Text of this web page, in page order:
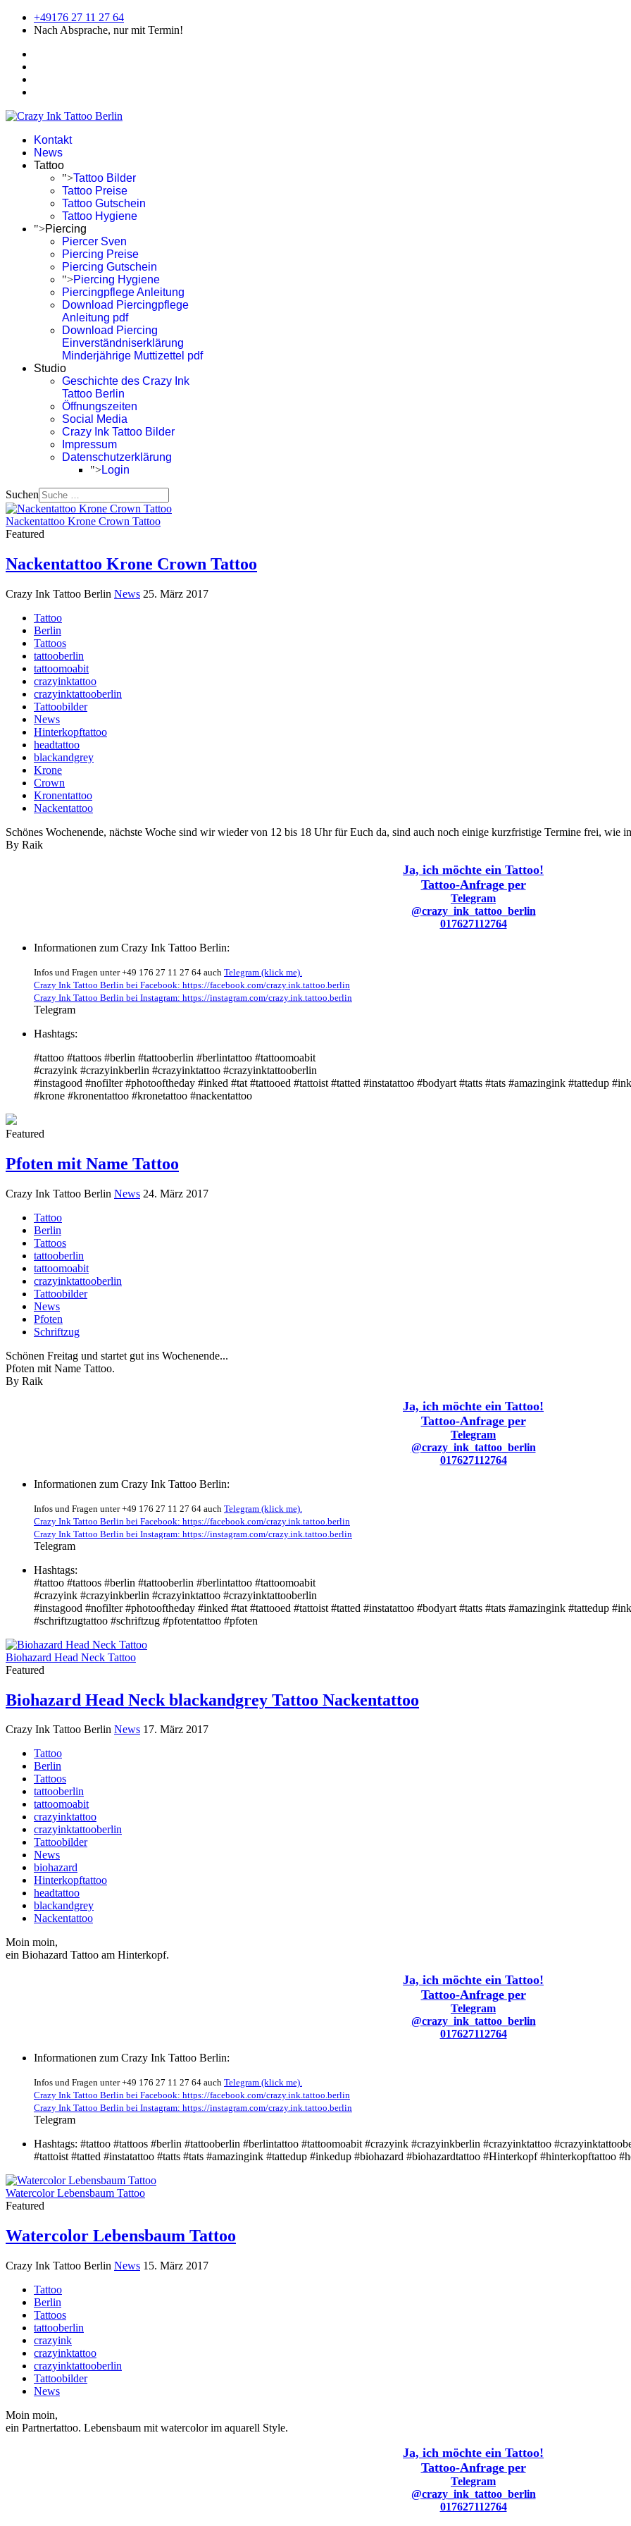
+49176 27 11 27 64
Nach Absprache, nur mit Termin!
Kontakt
News
Tattoo
">Tattoo Bilder
Tattoo Preise
Tattoo Gutschein
Tattoo Hygiene
">Piercing
Piercer Sven
Piercing Preise
Piercing Gutschein
">Piercing Hygiene
Piercingpflege Anleitung
Download Piercingpflege
Anleitung pdf
Download Piercing
Einverständniserklärung
Minderjährige Muttizettel pdf
Studio
Geschichte des Crazy Ink
Tattoo Berlin
Öffnungszeiten
Social Media
Crazy Ink Tattoo Bilder
Impressum
Datenschutzerklärung
">Login
Suchen
Nackentattoo Krone Crown Tattoo
Featured
Nackentattoo Krone Crown Tattoo
Crazy Ink Tattoo Berlin News 25. März 2017
Tattoo
Berlin
Tattoos
tattooberlin
tattoomoabit
crazyinktattoo
crazyinktattooberlin
Tattoobilder
News
Hinterkopftattoo
headtattoo
blackandgrey
Krone
Crown
Kronentattoo
Nackentattoo
Schönes Wochenende, nächste Woche sind wir wieder von 12 bis 18 Uhr für Euch da, sind auch noch einige kurzfristige Termine frei, wie
By Raik
Ja, ich möchte ein Tattoo!
Tattoo-Anfrage per
Telegram
@crazy_ink_tattoo_berlin
017627112764
Informationen zum Crazy Ink Tattoo Berlin:
Infos und Fragen unter +49 176 27 11 27 64 auch Telegram (klick me).
Crazy Ink Tattoo Berlin bei Facebook: https://facebook.com/crazy.ink.tattoo.berlin
Crazy Ink Tattoo Berlin bei Instagram: https://instagram.com/crazy.ink.tattoo.berlin
Telegram
Hashtags:
#tattoo #tattoos #berlin #tattooberlin #berlintattoo #tattoomoabit
#crazyink #crazyinkberlin #crazyinktattoo #crazyinktattooberlin
#instagood #nofilter #photooftheday #inked #tat #tattooed #tattoist #tatted #instatattoo #bodyart #tatts #tats #amazingink #tattedup
#krone #kronentattoo #kronetattoo #nackentattoo
Featured
Pfoten mit Name Tattoo
Crazy Ink Tattoo Berlin News 24. März 2017
Tattoo
Berlin
Tattoos
tattooberlin
tattoomoabit
crazyinktattooberlin
Tattoobilder
News
Pfoten
Schriftzug
Schönen Freitag und startet gut ins Wochenende...
Pfoten mit Name Tattoo.
By Raik
Ja, ich möchte ein Tattoo!
Tattoo-Anfrage per
Telegram
@crazy_ink_tattoo_berlin
017627112764
Informationen zum Crazy Ink Tattoo Berlin:
Infos und Fragen unter +49 176 27 11 27 64 auch Telegram (klick me).
Crazy Ink Tattoo Berlin bei Facebook: https://facebook.com/crazy.ink.tattoo.berlin
Crazy Ink Tattoo Berlin bei Instagram: https://instagram.com/crazy.ink.tattoo.berlin
Telegram
Hashtags:
#tattoo #tattoos #berlin #tattooberlin #berlintattoo #tattoomoabit
#crazyink #crazyinkberlin #crazyinktattoo #crazyinktattooberlin
#instagood #nofilter #photooftheday #inked #tat #tattooed #tattoist #tatted #instatattoo #bodyart #tatts #tats #amazingink #tattedup
#schriftzugtattoo #schriftzug #pfotentattoo #pfoten
Biohazard Head Neck Tattoo
Featured
Biohazard Head Neck blackandgrey Tattoo Nackentattoo
Crazy Ink Tattoo Berlin News 17. März 2017
Tattoo
Berlin
Tattoos
tattooberlin
tattoomoabit
crazyinktattoo
crazyinktattooberlin
Tattoobilder
News
biohazard
Hinterkopftattoo
headtattoo
blackandgrey
Nackentattoo
Moin moin,
ein Biohazard Tattoo am Hinterkopf.
Ja, ich möchte ein Tattoo!
Tattoo-Anfrage per
Telegram
@crazy_ink_tattoo_berlin
017627112764
Informationen zum Crazy Ink Tattoo Berlin:
Infos und Fragen unter +49 176 27 11 27 64 auch Telegram (klick me).
Crazy Ink Tattoo Berlin bei Facebook: https://facebook.com/crazy.ink.tattoo.berlin
Crazy Ink Tattoo Berlin bei Instagram: https://instagram.com/crazy.ink.tattoo.berlin
Telegram
Hashtags: #tattoo #tattoos #berlin #tattooberlin #berlintattoo #tattoomoabit #crazyink #crazyinkberlin #crazyinktattoo
#tattoist #tatted #instatattoo #tatts #tats #amazingink #tattedup #inkedup #biohazard #biohazardtattoo #Hinterkopf #hinterkopftattoo
Watercolor Lebensbaum Tattoo
Featured
Watercolor Lebensbaum Tattoo
Crazy Ink Tattoo Berlin News 15. März 2017
Tattoo
Berlin
Tattoos
tattooberlin
crazyink
crazyinktattoo
crazyinktattooberlin
Tattoobilder
News
Moin moin,
ein Partnertattoo. Lebensbaum mit watercolor im aquarell Style.
Ja, ich möchte ein Tattoo!
Tattoo-Anfrage per
Telegram
@crazy_ink_tattoo_berlin
017627112764